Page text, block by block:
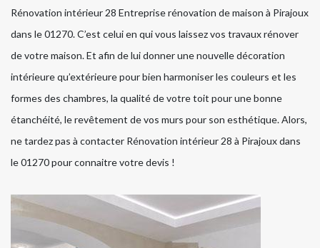
Rénovation intérieur 28 Entreprise rénovation de maison à Pirajoux
dans le 01270. C’est celui en qui vous laissez vos travaux rénover
de votre maison. Et afin de lui donner une nouvelle décoration
intérieure qu’extérieure pour bien harmoniser les couleurs et les
formes des chambres, la qualité de votre toit pour une bonne
étanchéité, le revêtement de vos murs pour son esthétique. Alors,
ne tardez pas à contacter Rénovation intérieur 28 à Pirajoux dans
le 01270 pour connaitre votre devis !